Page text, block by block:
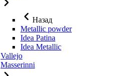
Назад
Metallic powder
Idea Patina
Idea Metallic
Vallejo
Masserinni